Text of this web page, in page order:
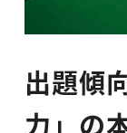
出題傾
力」の